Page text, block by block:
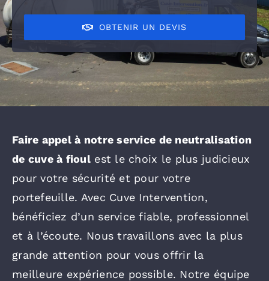
OBTENIR UN DEVIS
Faire appel à notre service de neutralisation
de cuve à fioul est le choix le plus judicieux
pour votre sécurité et pour votre
portefeuille. Avec Cuve Intervention,
bénéficiez d’un service fiable, professionnel
et à l’écoute. Nous travaillons avec la plus
grande attention pour vous offrir la
meilleure expérience possible. Notre équipe